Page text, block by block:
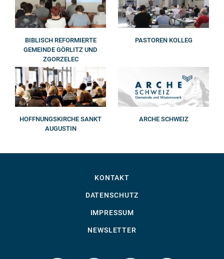
BIBLISCH REFORMIERTE
GEMEINDE GÖRLITZ UND
ZGORZELEC
PASTOREN KOLLEG
HOFFNUNGSKIRCHE SANKT
AUGUSTIN
ARCHE SCHWEIZ
KONTAKT
DATENSCHUTZ
IMPRESSUM
NEWSLETTER